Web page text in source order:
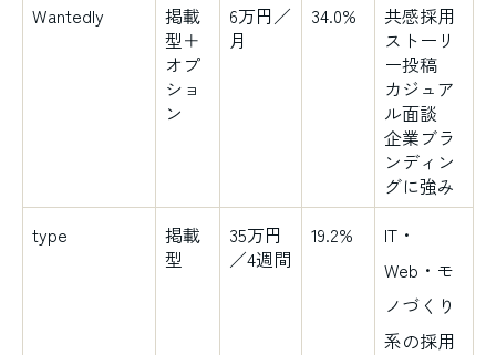
Wantedly
掲載
型＋
オプ
ショ
ン
6万円／
月
34.0%
共感採用
ストーリ
ー投稿
カジュア
ル面談
企業ブラ
ンディン
グに強み
type
掲載
型
35万円
／4週間
19.2%
IT・
Web・モ
ノづくり
系の採用